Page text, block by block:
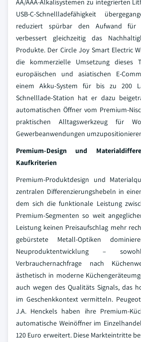
AA/AAA-Alkalisystemen zu integrierten
USB-C-Schnellladefähigkeit
reduziert spürbar den Aufwand für
verbessert gleichzeitig das
Produkte. Der Circle Joy Smart Electric
die kommerzielle Umsetzung dieses
europäischen und asiatischen E-
einem Akku-System für bis zu 200
Schnelllade-Station hat er dazu
automatischen Öffner vom Premium-
praktischen Alltagswerkzeug für
Gewerbeanwendungen
Premium-Design und
Kaufkriterien
Premium-Produktdesign und
zentralen Differenzierungshebeln in
dem sich die funktionale Leistung
Premium-Segmenten so weit
Leistung keinen Preisaufschlag mehr
gebürstete Metall-Optiken
Neuproduktentwicklung –
Verbrauchernachfrage nach
ästhetisch in moderne
auch wegen des Qualitäts Signals, das
im Geschenkkontext vermitteln.
J.A. Henckels haben ihre Premium-
automatische Weinöffner im
120 Euro erweitert. Diese Markteintritte